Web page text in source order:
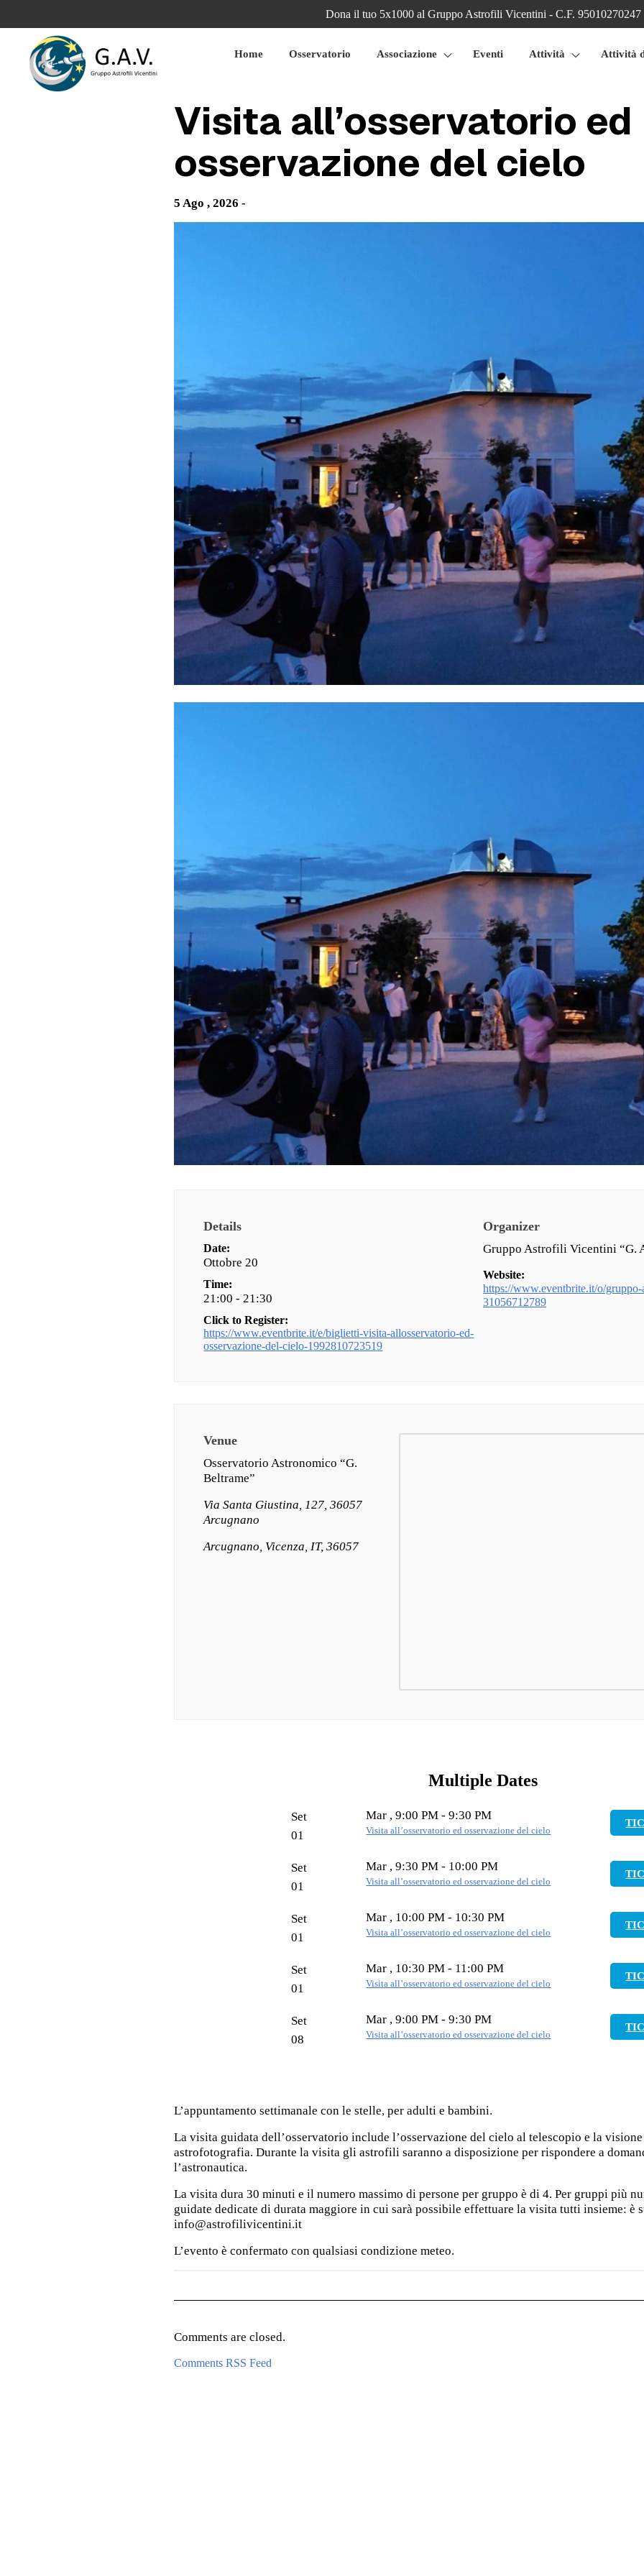
Dona il tuo 5x1000 al Gruppo Astrofili Vicentini - C.F. 95010270247
Home Osservatorio Associazione Eventi Attività Attività
Visita all’osservatorio ed
osservazione del cielo
5 Ago , 2026 -
Details
Date:
Ottobre 20
Time:
21:00 - 21:30
Click to Register:
https://www.eventbrite.it/e/biglietti-visita-allosservatorio-ed-
osservazione-del-cielo-1992810723519
Organizer
Gruppo Astrofili Vicentini “G.
Website:
https://www.eventbrite.it/o/
31056712789
Venue
Osservatorio Astronomico “G.
Beltrame”
Via Santa Giustina, 127, 36057
Arcugnano
Arcugnano, Vicenza, IT, 36057
Multiple Dates
Set
01
Mar , 9:00 PM - 9:30 PM
Visita all’osservatorio ed osservazione del cielo
Set
01
Mar , 9:30 PM - 10:00 PM
Visita all’osservatorio ed osservazione del cielo
Set
01
Mar , 10:00 PM - 10:30 PM
Visita all’osservatorio ed osservazione del cielo
Set
01
Mar , 10:30 PM - 11:00 PM
Visita all’osservatorio ed osservazione del cielo
Set
08
Mar , 9:00 PM - 9:30 PM
Visita all’osservatorio ed osservazione del cielo
L’appuntamento settimanale con le stelle, per adulti e bambini.
La visita guidata dell’osservatorio include l’osservazione del cielo al telescopio e la
astrofotografia. Durante la visita gli astrofili saranno a disposizione per rispondere a
l’astronautica.
La visita dura 30 minuti e il numero massimo di persone per gruppo è di 4. Per gruppi più
guidate dedicate di durata maggiore in cui sarà possibile effettuare la visita tutti insieme: è
info@astrofilivicentini.it
L’evento è confermato con qualsiasi condizione meteo.
Comments are closed.
Comments RSS Feed